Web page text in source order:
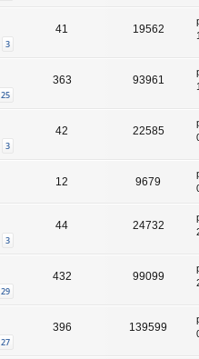
3
41 19562
25
363 93961
3
42 22585
12 9679
3
44 24732
29
432 99099
27
396 139599